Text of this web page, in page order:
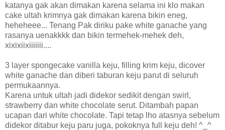
katanya gak akan dimakan karena selama ini klo makan
cake ultah krimnya gak dimakan karena bikin eneg,
heheheee... Tenang Pak diriku pake white ganache yang
rasanya uenakkkk dan bikin termehek-mehek deh,
xixixiixiiiiiii....
3 layer spongecake vanilla keju, filling krim keju, dicover
white ganache dan diberi taburan keju parut di seluruh
permukaannya.
Karena untuk ultah jadi didekor sedikit dengan swirl,
strawberry dan white chocolate serut. Ditambah papan
ucapan dari white chocolate. Tapi tetap lho atasnya sebelum
didekor ditabur keju paru juga, pokoknya full keju deh! ^_^